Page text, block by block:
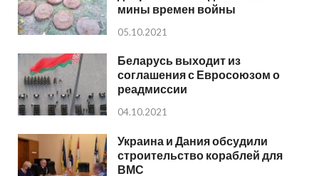
мины времен войны
05.10.2021
Беларусь выходит из
соглашения с Евросоюзом о
реадмиссии
04.10.2021
Украина и Дания обсудили
строительство кораблей для
ВМС